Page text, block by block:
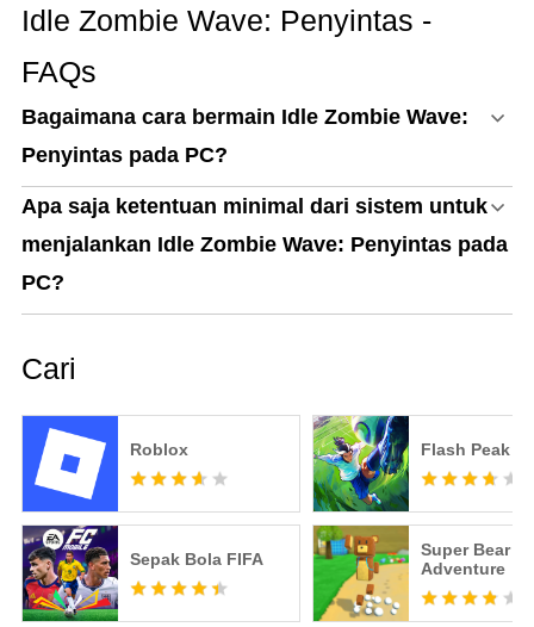
Idle Zombie Wave: Penyintas -
FAQs
Bagaimana cara bermain Idle Zombie Wave:
Penyintas pada PC?
Apa saja ketentuan minimal dari sistem untuk
menjalankan Idle Zombie Wave: Penyintas pada
PC?
Cari
Roblox Flash Peak
Sepak Bola FIFA
Super Bear
Adventure